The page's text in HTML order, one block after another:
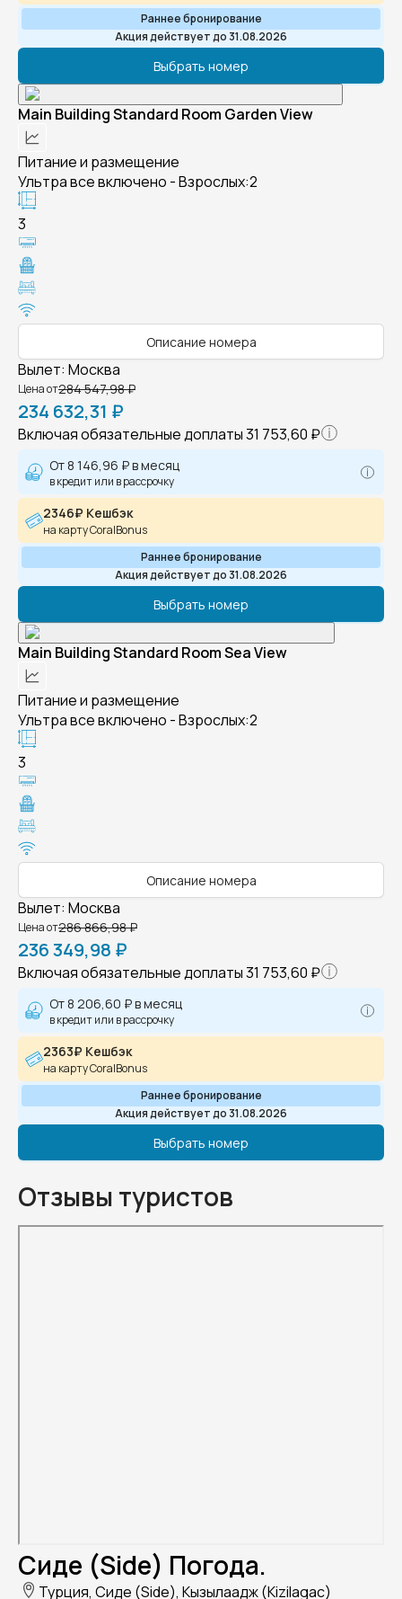
Раннее бронирование
Акция действует до 31.08.2026
Выбрать номер
Main Building Standard Room Garden View
Питание и размещение
Ультра все включено - Взрослых:2
3
Описание номера
Вылет: Москва
Цена от284 547,98 ₽
234 632,31 ₽
Включая обязательные доплаты31 753,60 ₽
От 8 146,96 ₽в месяц
в кредит или в рассрочку
2346₽ Кешбэк
на карту CoralBonus
Раннее бронирование
Акция действует до 31.08.2026
Выбрать номер
Main Building Standard Room Sea View
Питание и размещение
Ультра все включено - Взрослых:2
3
Описание номера
Вылет: Москва
Цена от286 866,98 ₽
236 349,98 ₽
Включая обязательные доплаты31 753,60 ₽
От 8 206,60 ₽в месяц
в кредит или в рассрочку
2363₽ Кешбэк
на карту CoralBonus
Раннее бронирование
Акция действует до 31.08.2026
Выбрать номер
Отзывы туристов
Сиде (Side) Погода.
Турция, Сиде (Side), Кызылаадж (Kizilagac)